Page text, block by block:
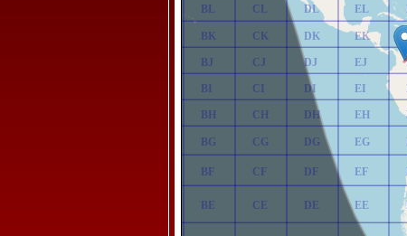
BE
BF
BG
BH
BI
BJ
BK
BL
CE
CF
CG
CH
CI
CJ
CK
CL
DE
DF
DG
DH
DI
DJ
DK
DL
EE
EF
EG
EH
EI
EJ
EK
EL